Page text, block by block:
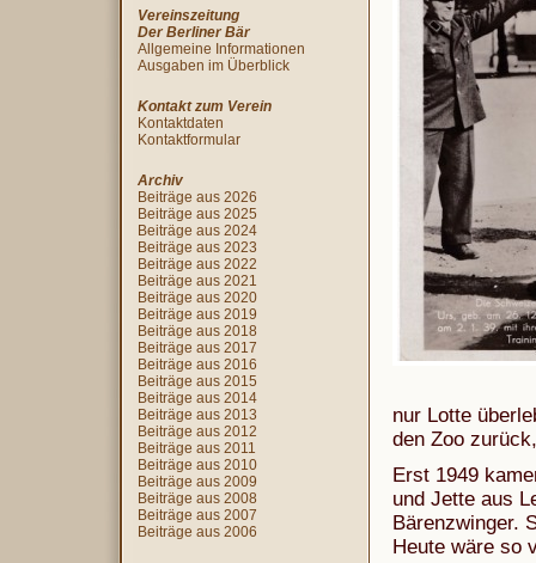
nur Lotte
den Zoo
Erst 1949
und Jette aus
Bärenzwinger.
Heute wäre so
Vereinszeitung
Der Berliner Bär
Allgemeine Informationen
Ausgaben im Überblick
Kontakt zum Verein
Kontaktdaten
Kontaktformular
Archiv
Beiträge aus 2026
Beiträge aus 2025
Beiträge aus 2024
Beiträge aus 2023
Beiträge aus 2022
Beiträge aus 2021
Beiträge aus 2020
Beiträge aus 2019
Beiträge aus 2018
Beiträge aus 2017
Beiträge aus 2016
Beiträge aus 2015
Beiträge aus 2014
Beiträge aus 2013
Beiträge aus 2012
Beiträge aus 2011
Beiträge aus 2010
Beiträge aus 2009
Beiträge aus 2008
Beiträge aus 2007
Beiträge aus 2006